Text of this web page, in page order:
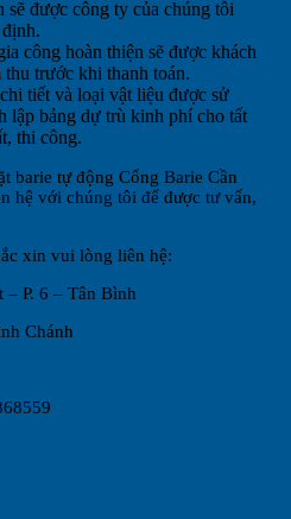
sẽ được công ty của chúng tôi
công hoàn thiện sẽ được khách
trước khi thanh toán.
tiết và loại vật liệu được sử
lập bảng dự trù kinh phí cho tất
thi công.
barie tự động Cổng Barie Cần
hệ với chúng tôi để được tư vấn,
xin vui lòng liên hệ:
P. 6 – Tân Bình
Chánh